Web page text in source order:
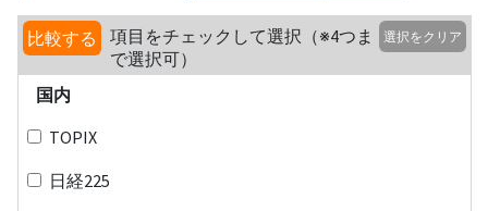
比較する
項目をチェックして選択（※4つま
で選択可）
選択をクリア
国内
TOPIX
日経225